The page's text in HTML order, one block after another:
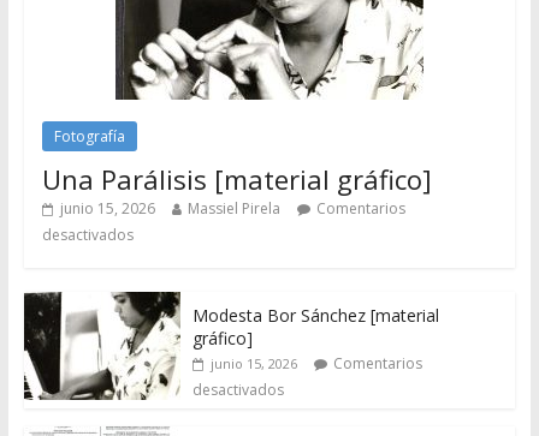
Fotografía
Una Parálisis [material gráfico]
junio 15, 2026 Massiel Pirela
Comentarios
desactivados
Modesta Bor Sánchez [material
gráfico]
junio 15, 2026
Comentarios
desactivados